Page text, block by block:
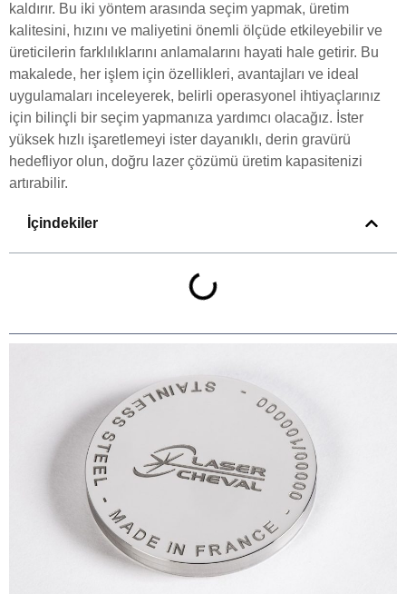
kaldırır. Bu iki yöntem arasında seçim yapmak, üretim
kalitesini, hızını ve maliyetini önemli ölçüde etkileyebilir ve
üreticilerin farklılıklarını anlamalarını hayati hale getirir. Bu
makalede, her işlem için özellikleri, avantajları ve ideal
uygulamaları inceleyerek, belirli operasyonel ihtiyaçlarınız
için bilinçli bir seçim yapmanıza yardımcı olacağız. İster
yüksek hızlı işaretlemeyi ister dayanıklı, derin gravürü
hedefliyor olun, doğru lazer çözümü üretim kapasitenizi
artırabilir.
İçindekiler